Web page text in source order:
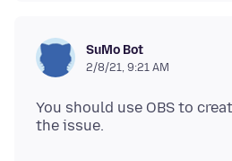
SuMo Bot
2/8/21, 9:21 AM
You should use OBS to